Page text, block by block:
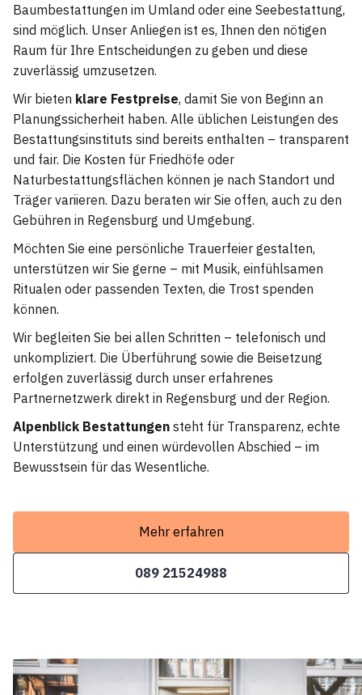
Baumbestattungen im Umland oder eine Seebestattung,
sind möglich. Unser Anliegen ist es, Ihnen den nötigen
Raum für Ihre Entscheidungen zu geben und diese
zuverlässig umzusetzen.
Wir bieten klare Festpreise, damit Sie von Beginn an
Planungssicherheit haben. Alle üblichen Leistungen des
Bestattungsinstituts sind bereits enthalten – transparent
und fair. Die Kosten für Friedhöfe oder
Naturbestattungsflächen können je nach Standort und
Träger variieren. Dazu beraten wir Sie offen, auch zu den
Gebühren in Regensburg und Umgebung.
Möchten Sie eine persönliche Trauerfeier gestalten,
unterstützen wir Sie gerne – mit Musik, einfühlsamen
Ritualen oder passenden Texten, die Trost spenden
können.
Wir begleiten Sie bei allen Schritten – telefonisch und
unkompliziert. Die Überführung sowie die Beisetzung
erfolgen zuverlässig durch unser erfahrenes
Partnernetzwerk direkt in Regensburg und der Region.
Alpenblick Bestattungen steht für Transparenz, echte
Unterstützung und einen würdevollen Abschied – im
Bewusstsein für das Wesentliche.
Mehr erfahren
089 21524988